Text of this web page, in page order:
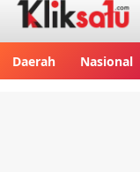
Daerah Nasional